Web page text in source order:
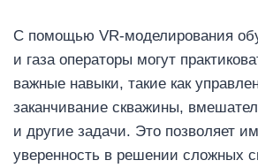
С помощью VR-моделирования
и газа операторы могут
важные навыки, такие как
заканчивание скважины,
и другие задачи. Это позволяет
уверенность в решении сложных